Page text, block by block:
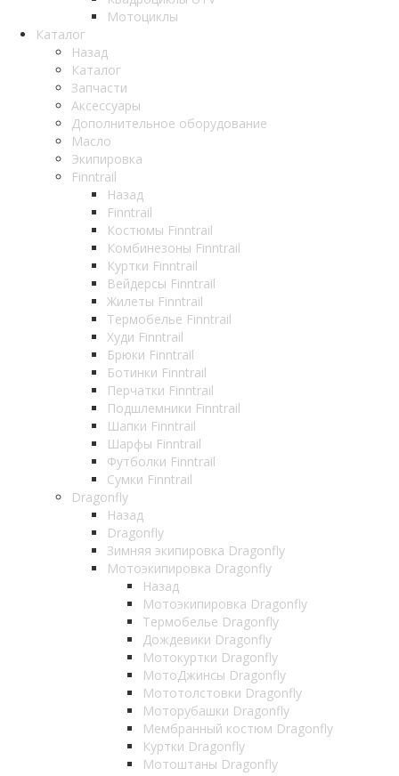
Мотоциклы
Каталог
Назад
Каталог
Запчасти
Аксессуары
Дополнительное оборудование
Масло
Экипировка
Finntrail
Назад
Finntrail
Костюмы Finntrail
Комбинезоны Finntrail
Куртки Finntrail
Вейдерсы Finntrail
Жилеты Finntrail
Термобелье Finntrail
Худи Finntrail
Брюки Finntrail
Ботинки Finntrail
Перчатки Finntrail
Подшлемники Finntrail
Шапки Finntrail
Шарфы Finntrail
Футболки Finntrail
Сумки Finntrail
Dragonfly
Назад
Dragonfly
Зимняя экипировка Dragonfly
Мотоэкипировка Dragonfly
Назад
Мотоэкипировка Dragonfly
Термобелье Dragonfly
Дождевики Dragonfly
Мотокуртки Dragonfly
МотоДжинсы Dragonfly
Мототолстовки Dragonfly
Моторубашки Dragonfly
Мембранный костюм Dragonfly
Куртки Dragonfly
Мотоштаны Dragonfly